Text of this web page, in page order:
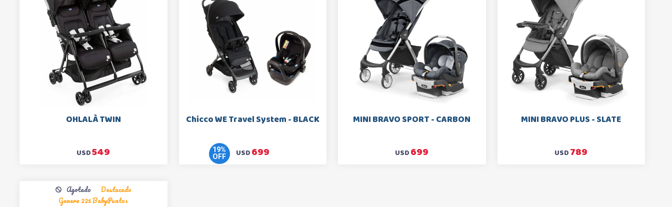
OHLALÀ TWIN
USD549
Chicco WE Travel System - BLACK
19%
OFF
USD699
MINI BRAVO SPORT - CARBON
USD699
MINI BRAVO PLUS - SLATE
USD789
Agotado
Destacado
Genera 225 BabyPuntos